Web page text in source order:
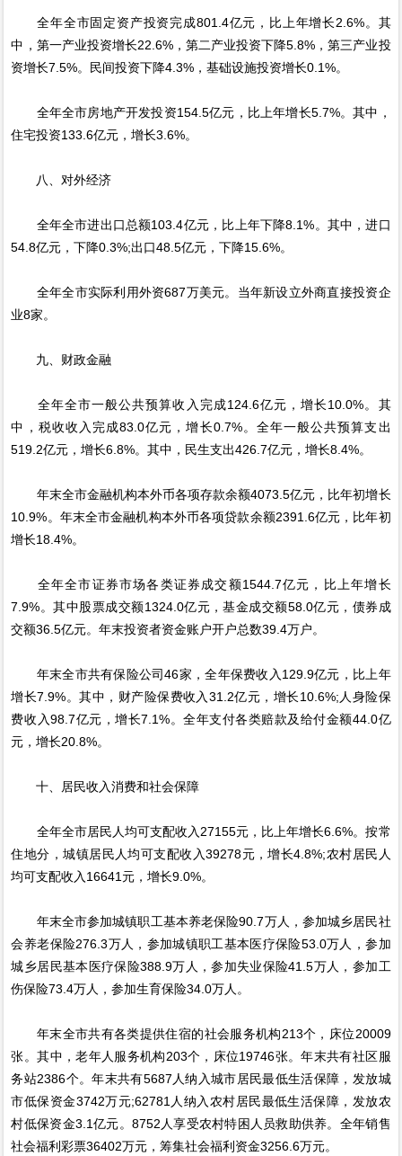
全年全市固定资产投资完成801.4亿元，比上年增长2.6%。其
中，第一产业投资增长22.6%，第二产业投资下降5.8%，第三产业投
资增长7.5%。民间投资下降4.3%，基础设施投资增长0.1%。
全年全市房地产开发投资154.5亿元，比上年增长5.7%。其中，
住宅投资133.6亿元，增长3.6%。
八、对外经济
全年全市进出口总额103.4亿元，比上年下降8.1%。其中，进口
54.8亿元，下降0.3%;出口48.5亿元，下降15.6%。
全年全市实际利用外资687万美元。当年新设立外商直接投资企
业8家。
九、财政金融
全年全市一般公共预算收入完成124.6亿元，增长10.0%。其
中，税收收入完成83.0亿元，增长0.7%。全年一般公共预算支出
519.2亿元，增长6.8%。其中，民生支出426.7亿元，增长8.4%。
年末全市金融机构本外币各项存款余额4073.5亿元，比年初增长
10.9%。年末全市金融机构本外币各项贷款余额2391.6亿元，比年初
增长18.4%。
全年全市证券市场各类证券成交额1544.7亿元，比上年增长
7.9%。其中股票成交额1324.0亿元，基金成交额58.0亿元，债券成
交额36.5亿元。年末投资者资金账户开户总数39.4万户。
年末全市共有保险公司46家，全年保费收入129.9亿元，比上年
增长7.9%。其中，财产险保费收入31.2亿元，增长10.6%;人身险保
费收入98.7亿元，增长7.1%。全年支付各类赔款及给付金额44.0亿
元，增长20.8%。
十、居民收入消费和社会保障
全年全市居民人均可支配收入27155元，比上年增长6.6%。按常
住地分，城镇居民人均可支配收入39278元，增长4.8%;农村居民人
均可支配收入16641元，增长9.0%。
年末全市参加城镇职工基本养老保险90.7万人，参加城乡居民社
会养老保险276.3万人，参加城镇职工基本医疗保险53.0万人，参加
城乡居民基本医疗保险388.9万人，参加失业保险41.5万人，参加工
伤保险73.4万人，参加生育保险34.0万人。
年末全市共有各类提供住宿的社会服务机构213个，床位20009
张。其中，老年人服务机构203个，床位19746张。年末共有社区服
务站2386个。年末共有5687人纳入城市居民最低生活保障，发放城
市低保资金3742万元;62781人纳入农村居民最低生活保障，发放农
村低保资金3.1亿元。8752人享受农村特困人员救助供养。全年销售
社会福利彩票36402万元，筹集社会福利资金3256.6万元。